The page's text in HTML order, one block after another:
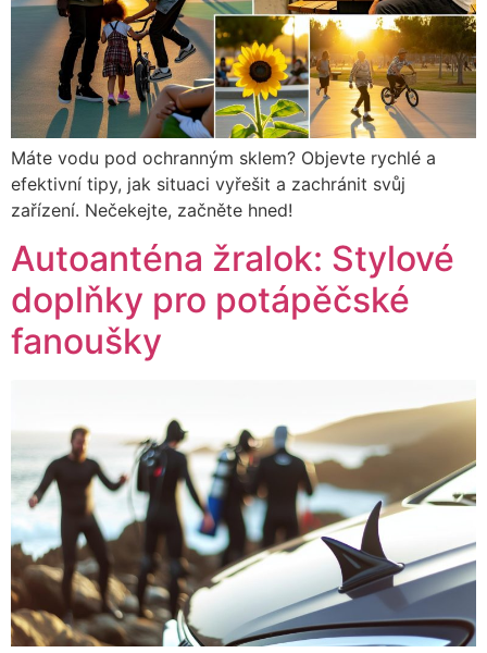
Máte vodu pod ochranným sklem? Objevte rychlé a
efektivní tipy, jak situaci vyřešit a zachránit svůj
zařízení. Nečekejte, začněte hned!
Autoanténa žralok: Stylové
doplňky pro potápěčské
fanoušky